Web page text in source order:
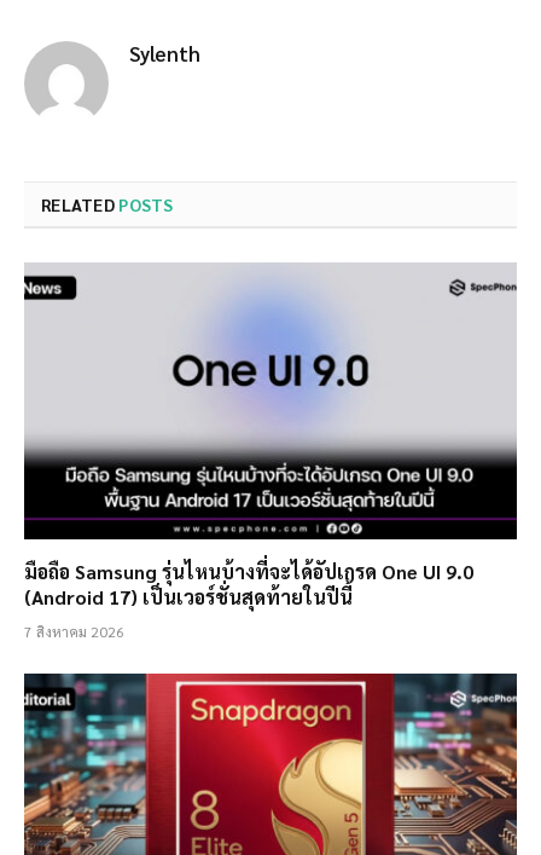
Sylenth
RELATED POSTS
มือถือ Samsung รุ่นไหนบ้างที่จะได้อัปเกรด One UI 9.0
(Android 17) เป็นเวอร์ชั่นสุดท้ายในปีนี้
7 สิงหาคม 2026